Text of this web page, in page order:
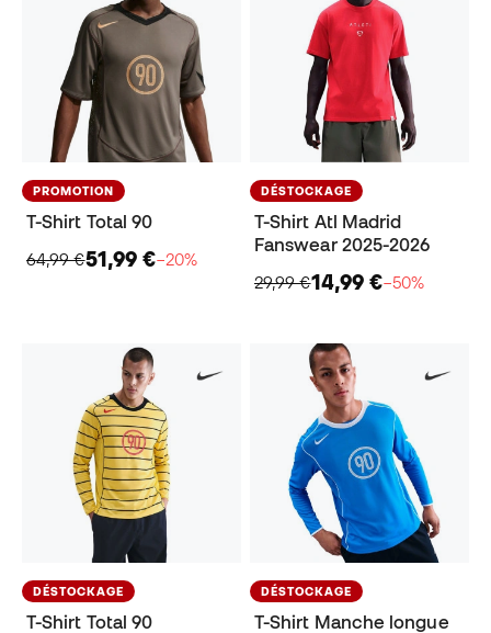
PROMOTION
T-Shirt Total 90
64,99 €51,99 €−20%
DÉSTOCKAGE
T-Shirt Atl Madrid
Fanswear 2025-2026
29,99 €14,99 €−50%
DÉSTOCKAGE
T-Shirt Total 90
DÉSTOCKAGE
T-Shirt Manche longue